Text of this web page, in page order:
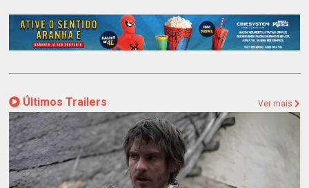
Últimos Trailers Ver mais